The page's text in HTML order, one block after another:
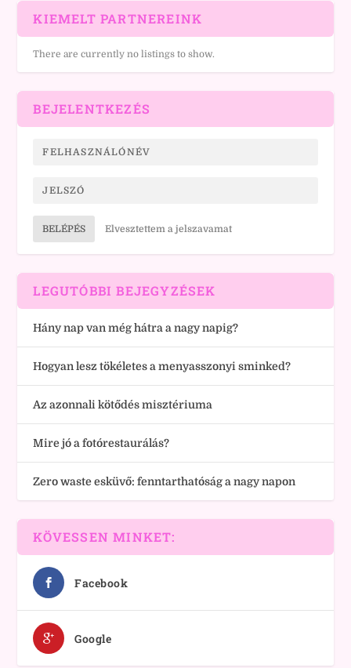
KIEMELT PARTNEREINK
There are currently no listings to show.
BEJELENTKEZÉS
BELÉPÉS Elvesztettem a jelszavamat
LEGUTÓBBI BEJEGYZÉSEK
Hány nap van még hátra a nagy napig?
Hogyan lesz tökéletes a menyasszonyi sminked?
Az azonnali kötődés misztériuma
Mire jó a fotórestaurálás?
Zero waste esküvő: fenntarthatóság a nagy napon
KÖVESSEN MINKET:
Facebook
Google